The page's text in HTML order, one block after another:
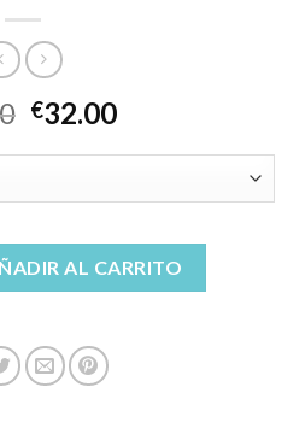
€32.00
cantidad
AL CARRITO